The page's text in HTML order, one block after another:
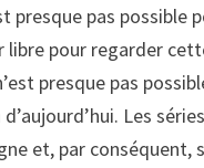
presque pas possible
libre pour regarder
presque pas
Les
et, par conséquent,